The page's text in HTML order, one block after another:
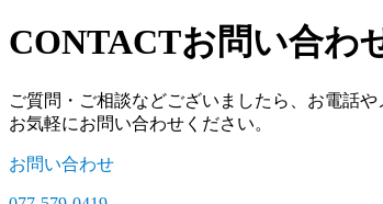
ン
CONTACTお問い合わ
ご質問・ご相談などございましたら、お電話
お気軽にお問い合わせください。
お問い合わせ